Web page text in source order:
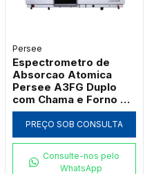
Persee
Espectrometro de
Absorcao Atomica
Persee A3FG Duplo
com Chama e Forno de
Grafite Transversal
PREÇO SOB CONSULTA
Consulte-nos pelo
WhatsApp